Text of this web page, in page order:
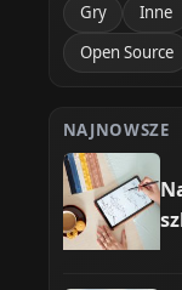
Gry
Inne
Open Source
NAJNOWSZE